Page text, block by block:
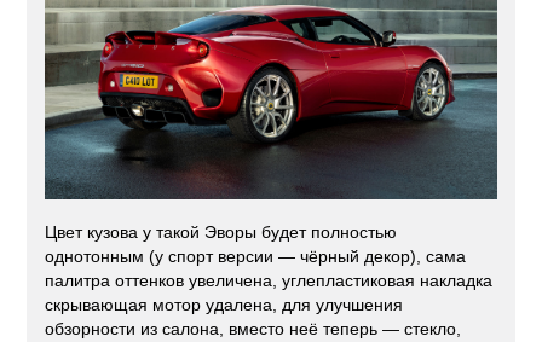
Цвет кузова у такой Эворы будет полностью
однотонным (у спорт версии — чёрный декор), сама
палитра оттенков увеличена, углепластиковая накладка
скрывающая мотор удалена, для улучшения
обзорности из салона, вместо неё теперь — стекло,